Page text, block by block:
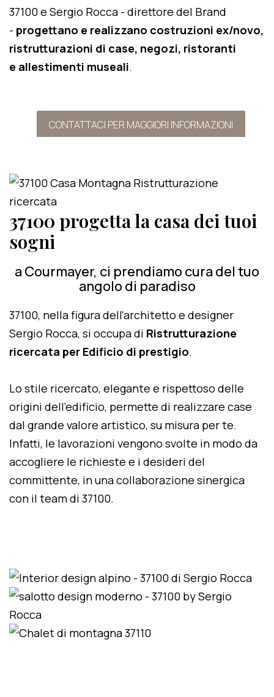
37100 e Sergio Rocca - direttore del Brand
- progettano e realizzano costruzioni ex/novo,
ristrutturazioni di case, negozi, ristoranti
e allestimenti museali.
CONTATTACI PER MAGGIORI INFORMAZIONI
37100 progetta la casa dei tuoi
sogni
a Courmayer, ci prendiamo cura del tuo
angolo di paradiso
37100, nella figura dell'architetto e designer
Sergio Rocca, si occupa di Ristrutturazione
ricercata per Edificio di prestigio.
Lo stile ricercato, elegante e rispettoso delle
origini dell'edificio, permette di realizzare case
dal grande valore artistico, su misura per te.
Infatti, le lavorazioni vengono svolte in modo da
accogliere le richieste e i desideri del
committente, in una collaborazione sinergica
con il team di 37100.